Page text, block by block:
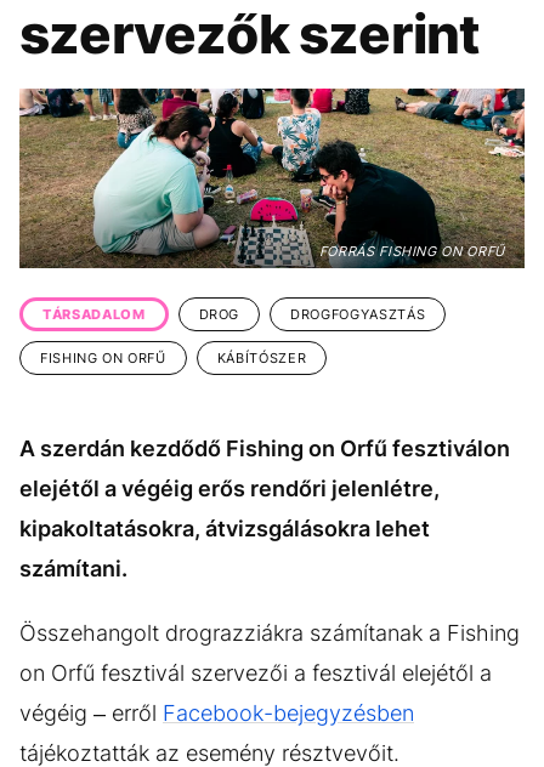
ÉLETMÓD DESIGN
BESZÉLGETÉSEK ARCOK
VIDEÓ TÖRTÉNETEK
GASZTRO
szervezők szerint
FORRÁS FISHING ON ORFŰ
TÁRSADALOM DROG DROGFOGYASZTÁS
FISHING ON ORFŰ KÁBÍTÓSZER
A szerdán kezdődő Fishing on Orfű fesztiválon
elejétől a végéig erős rendőri jelenlétre,
kipakoltatásokra, átvizsgálásokra lehet
számítani.
Összehangolt drograzziákra számítanak a Fishing
on Orfű fesztivál szervezői a fesztivál elejétől a
végéig – erről Facebook-bejegyzésben
tájékoztatták az esemény résztvevőit.